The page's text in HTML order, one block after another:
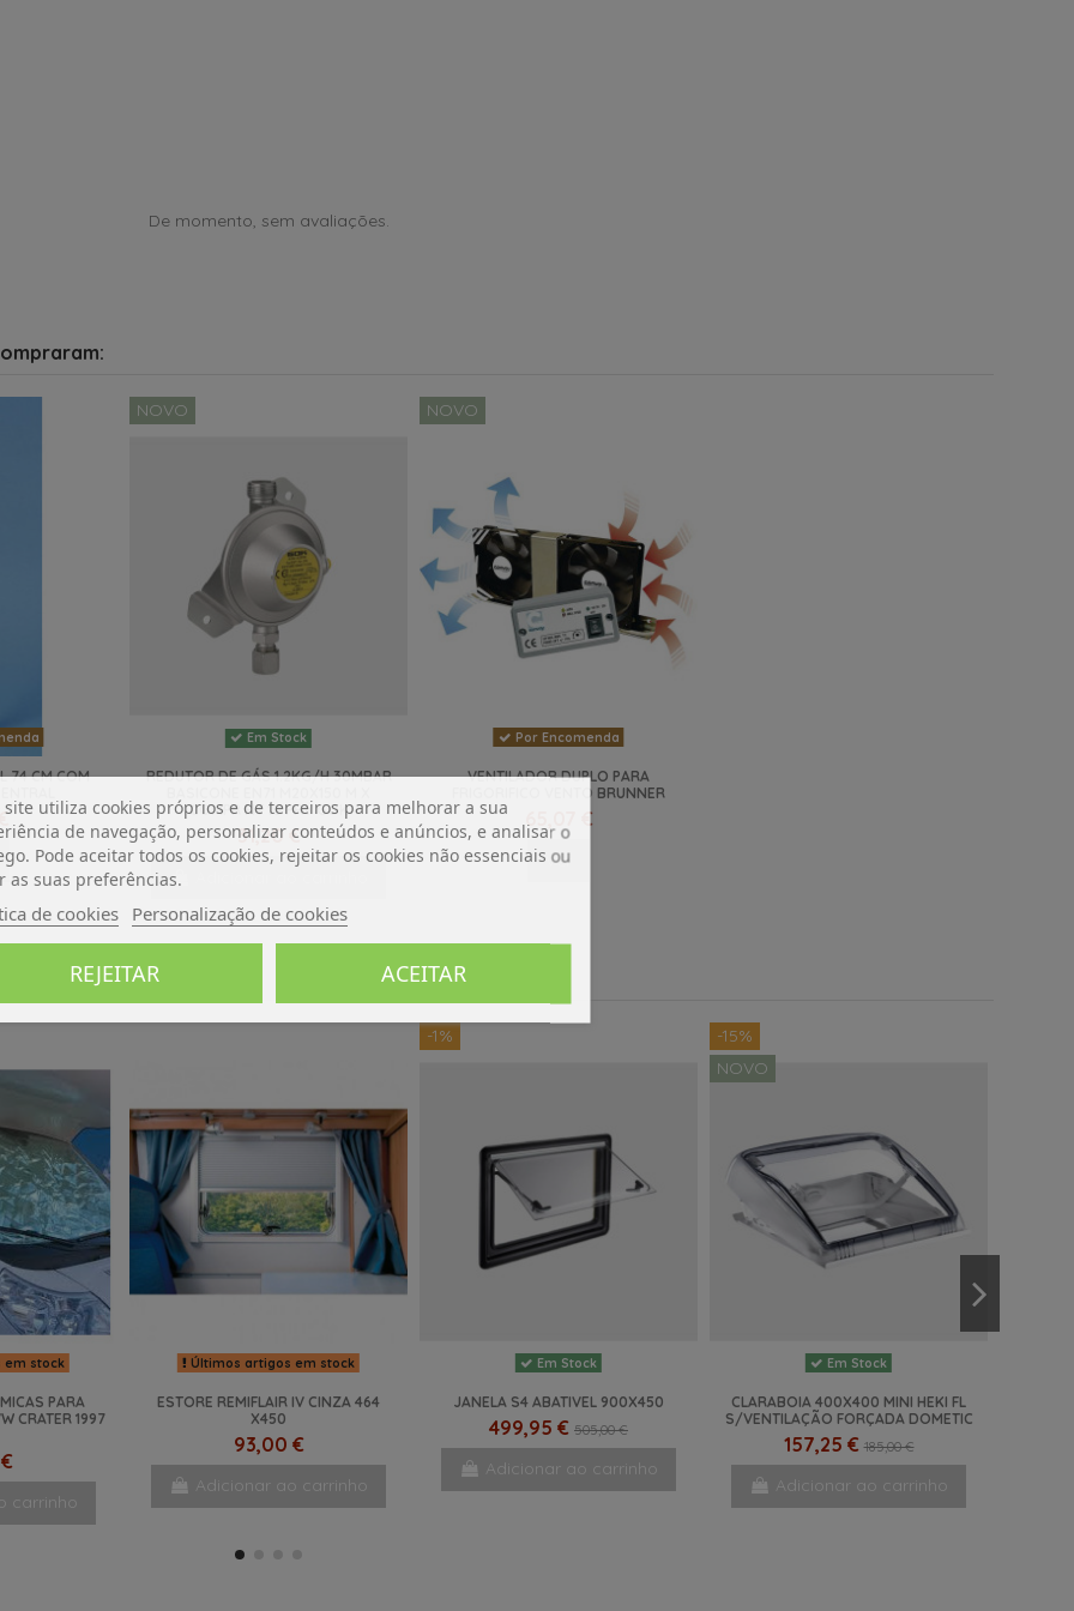
De momento, sem avaliações.
74 CM COM
NOVO
Em Stock
REDUTOR DE GÁS 1.2KG/H 30MBAR
COMPR FIT 10 PRV GOK
31,20 €
NOVO
Por Encomenda
VENTILADOR DUPLO PARA
FRIGORIFICO VENTO BRUNNER
65,07 €
Ver
stock
PARA
CRATER 1997
carrinho
Últimos artigos em stock
ESTORE REMIFLAIR IV CINZA 464
X450
93,00 €
Adicionar ao carrinho
-1%
Em Stock
JANELA S4 ABATIVEL 900X450
499,95 € 505,00 €
Adicionar ao carrinho
-15%
NOVO
Em Stock
CLARABOIA 400X400 MINI HEKI FL
S/VENTILAÇÃO FORÇADA DOMETIC
157,25 €185,00 €
Adicionar ao carrinho
site utiliza cookies próprios e de terceiros para melhorar a sua
de navegação, personalizar conteúdos e anúncios, e analisar o
Pode aceitar todos os cookies, rejeitar os cookies não essenciais ou
as suas preferências.
de cookies Personalização de cookies
REJEITAR ACEITAR